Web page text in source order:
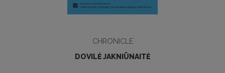
CHRONICLE
DOVILĖ JAKNIŪNAITĖ